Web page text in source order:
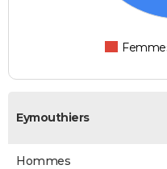
Eymouthiers
Hommes